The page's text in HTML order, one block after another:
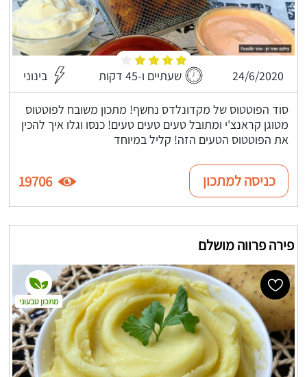
24/6/2020 שעתיים ו-45 דקות בינוני
סוד הפוטטוס של מקדונלדס נחשף! מתכון משובח לפוטטוס
מטוגן קראנצ'י ומתובל טעים טעים טעים! כנסו וגלו איך להכין
את הפוטטוס הטעים הזה! קליל במיוחד
כניסה למתכון 19706
פירה פרווה מושלם
מתכון טבעוני